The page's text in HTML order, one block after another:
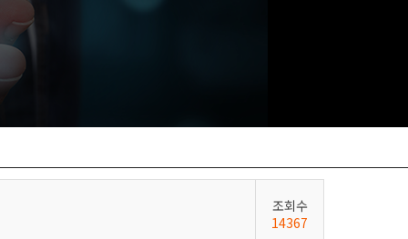
조회수
14367